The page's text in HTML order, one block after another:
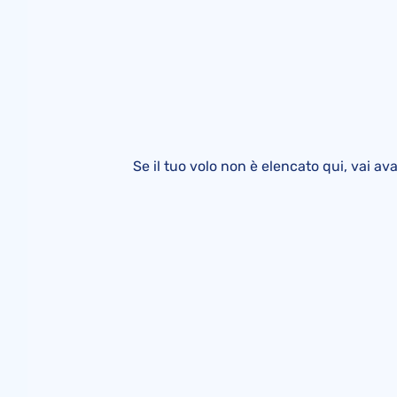
Se il tuo volo non è elencato qui, vai